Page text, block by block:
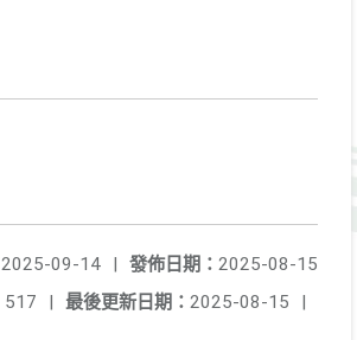
發佈日期： 2025-08-15
2025-09-14
|
最後更新日期： 2025-08-15 |
517 |